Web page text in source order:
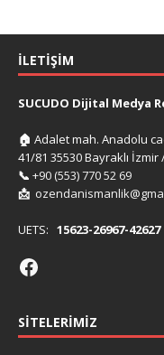
İLETIŞIM
SUCUDO Dijital Medya
🏠 Adalet mah. Anadolu
41/81 35530 Bayraklı İzmir
📞 +90 (553) 770 52 69
📩
UETS: 15623-26967-42627
SITELERIMIZ